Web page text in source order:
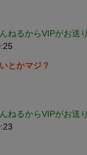
ねるからVIPがお送
とかマジ？
ねるからVIPがお送